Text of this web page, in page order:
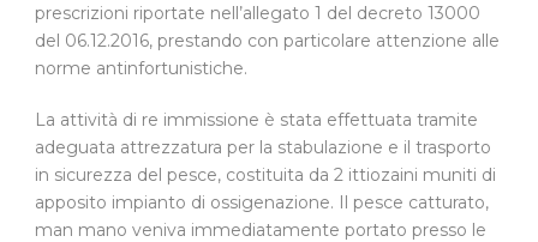
prescrizioni riportate nell’allegato 1 del decreto 13000
del 06.12.2016, prestando con particolare attenzione alle
norme antinfortunistiche.
La attività di re immissione è stata effettuata tramite
adeguata attrezzatura per la stabulazione e il trasporto
in sicurezza del pesce, costituita da 2 ittiozaini muniti di
apposito impianto di ossigenazione. Il pesce catturato,
man mano veniva immediatamente portato presso le